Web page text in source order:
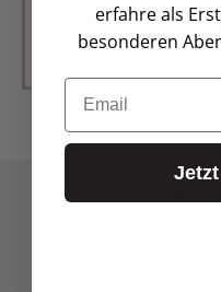
Zur
erfahre als
besonderen
Email